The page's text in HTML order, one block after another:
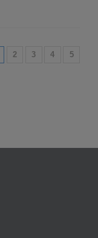
(current)
2 3 4 5